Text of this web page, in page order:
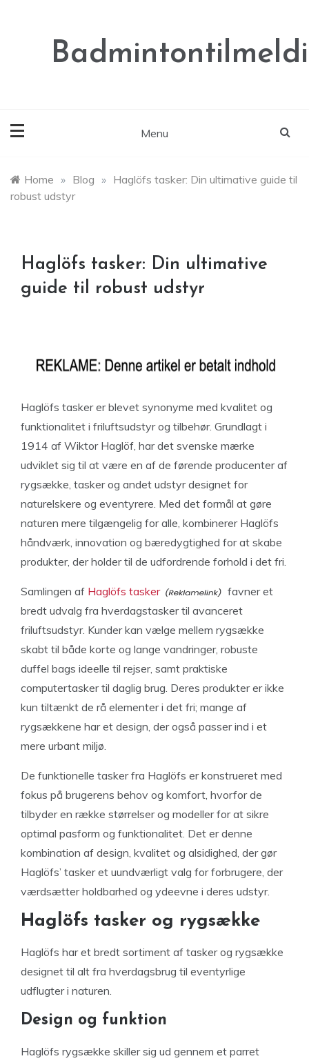
Menu
Home » Blog » Haglöfs tasker: Din ultimative guide til
robust udstyr
Haglöfs tasker: Din ultimative
guide til robust udstyr
Haglöfs tasker er blevet synonyme med kvalitet og
funktionalitet i friluftsudstyr og tilbehør. Grundlagt i
1914 af Wiktor Haglöf, har det svenske mærke
udviklet sig til at være en af de førende producenter af
rygsække, tasker og andet udstyr designet for
naturelskere og eventyrere. Med det formål at gøre
naturen mere tilgængelig for alle, kombinerer Haglöfs
håndværk, innovation og bæredygtighed for at skabe
produkter, der holder til de udfordrende forhold i det fri.
Samlingen af Haglöfs tasker
favner et
bredt udvalg fra hverdagstasker til avanceret
friluftsudstyr. Kunder kan vælge mellem rygsække
skabt til både korte og lange vandringer, robuste
duffel bags ideelle til rejser, samt praktiske
computertasker til daglig brug. Deres produkter er ikke
kun tiltænkt de rå elementer i det fri; mange af
rygsækkene har et design, der også passer ind i et
mere urbant miljø.
De funktionelle tasker fra Haglöfs er konstrueret med
fokus på brugerens behov og komfort, hvorfor de
tilbyder en række størrelser og modeller for at sikre
optimal pasform og funktionalitet. Det er denne
kombination af design, kvalitet og alsidighed, der gør
Haglöfs’ tasker et uundværligt valg for forbrugere, der
værdsætter holdbarhed og ydeevne i deres udstyr.
Haglöfs tasker og rygsække
Haglöfs har et bredt sortiment af tasker og rygsække
designet til alt fra hverdagsbrug til eventyrlige
udflugter i naturen.
Design og funktion
Haglöfs rygsække skiller sig ud gennem et parret